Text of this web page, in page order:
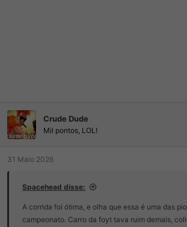
Crude Dude
Mil pontos, LOL!
31 Maio 2026
Spacehead disse:
A corrida foi ótima, e olha que essa é uma das
campeonato. Carro da foyt tava ruim demais,